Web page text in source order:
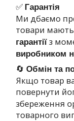
✅ Гарантія
Ми дбаємо
товари мають
гарантії з
виробником
🔄 Обмін та
Якщо товар
повернути
збереження
товарного